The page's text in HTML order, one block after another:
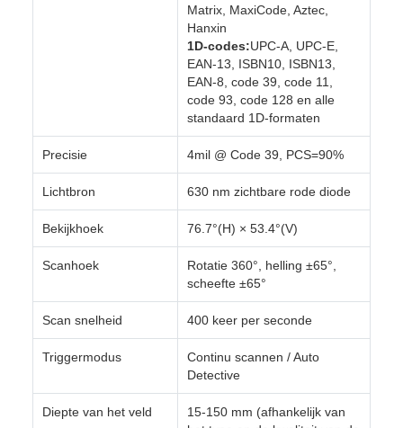
Matrix, MaxiCode, Aztec,
Hanxin
1D-codes:UPC-A, UPC-E,
EAN-13, ISBN10, ISBN13,
EAN-8, code 39, code 11,
code 93, code 128 en alle
standaard 1D-formaten
Precisie 4mil @ Code 39, PCS=90%
Lichtbron 630 nm zichtbare rode diode
Bekijkhoek 76.7°(H) × 53.4°(V)
Scanhoek
Rotatie 360°, helling ±65°,
scheefte ±65°
Scan snelheid 400 keer per seconde
Triggermodus
Continu scannen / Auto
Detective
Diepte van het veld
15-150 mm (afhankelijk van